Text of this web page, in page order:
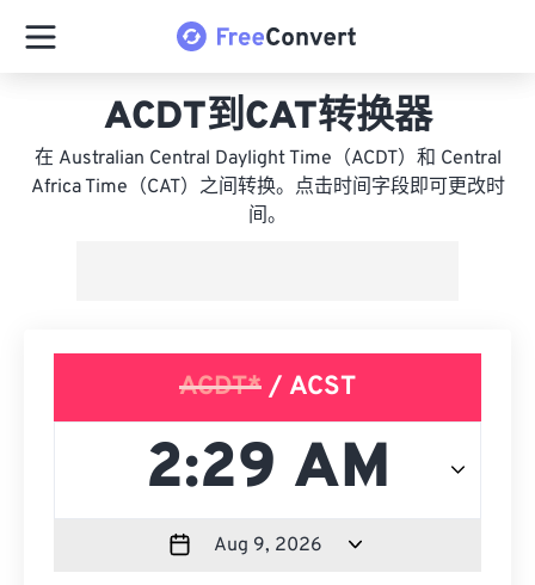
ACDT到CAT转换器
在 Australian Central Daylight Time（ACDT）和 Central
Africa Time（CAT）之间转换。点击时间字段即可更改时
间。
ACDT* / ACST